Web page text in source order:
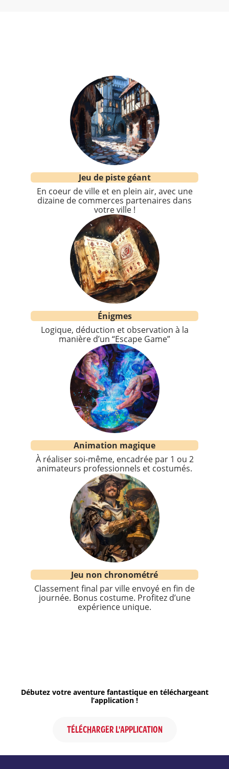
Jeu de piste géant
En coeur de ville et en plein air, avec une
dizaine de commerces partenaires dans
votre ville !
Énigmes
Logique, déduction et observation à la
manière d’un “Escape Game”
Animation magique
À réaliser soi-même, encadrée par 1 ou 2
animateurs professionnels et costumés.
Jeu non chronométré
Classement final par ville envoyé en fin de
journée. Bonus costume. Profitez d’une
expérience unique.
Débutez votre aventure fantastique en téléchargeant
l’application !
TÉLÉCHARGER L'APPLICATION